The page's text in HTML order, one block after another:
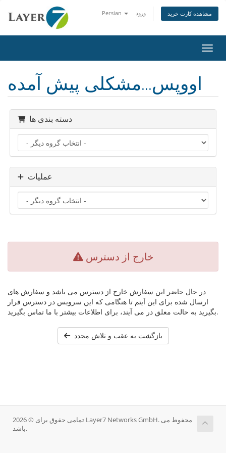
Persian ورود مشاهده کارت خرید
اووپس...مشکلی پیش آمده
دسته بندی ها
عملیات
خارج از دسترس
در حال حاضر این سفارش خارج از دسترس می باشد و سفارش های
ارسال شده برای این آیتم تا هنگامی که این سرویس در دسترس قرار
بگیرید به حالت معلق در می آیند، برای اطلاعات بیشتر با ما تماس بگیرید.
بازگشت به عقب و تلاش مجدد
تمامی حقوق برای © 2026 Layer7 Networks GmbH. محفوط می
باشد.